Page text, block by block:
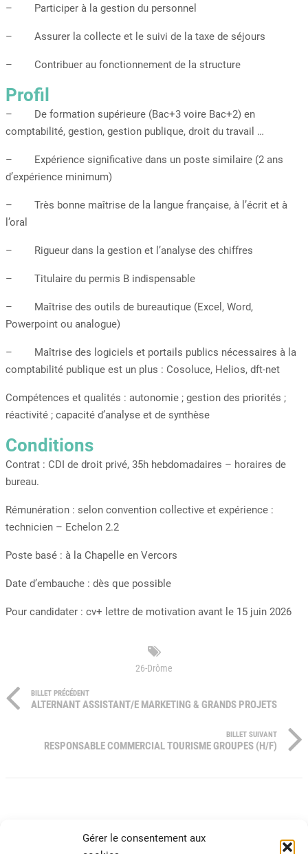
Gérer le consentement aux
– Participer à la gestion du personnel
– Assurer la collecte et le suivi de la taxe de séjours
– Contribuer au fonctionnement de la structure
Profil
– De formation supérieure (Bac+3 voire Bac+2) en
comptabilité, gestion, gestion publique, droit du travail …
– Expérience significative dans un poste similaire (2 ans
d’expérience minimum)
– Très bonne maîtrise de la langue française, à l’écrit et à
l’oral
– Rigueur dans la gestion et l’analyse des chiffres
– Titulaire du permis B indispensable
– Maîtrise des outils de bureautique (Excel, Word,
Powerpoint ou analogue)
– Maîtrise des logiciels et portails publics nécessaires à la
comptabilité publique est un plus : Cosoluce, Helios, dft-net
Compétences et qualités : autonomie ; gestion des priorités ;
réactivité ; capacité d’analyse et de synthèse
Conditions
Contrat : CDI de droit privé, 35h hebdomadaires – horaires de
bureau.
Rémunération : selon convention collective et expérience :
technicien – Echelon 2.2
Poste basé : à la Chapelle en Vercors
Date d’embauche : dès que possible
Pour candidater : cv+ lettre de motivation avant le 15 juin 2026
26-Drôme
BILLET PRÉCÉDENT
ALTERNANT ASSISTANT/E MARKETING & GRANDS PROJETS
BILLET SUIVANT
RESPONSABLE COMMERCIAL TOURISME GROUPES (H/F)